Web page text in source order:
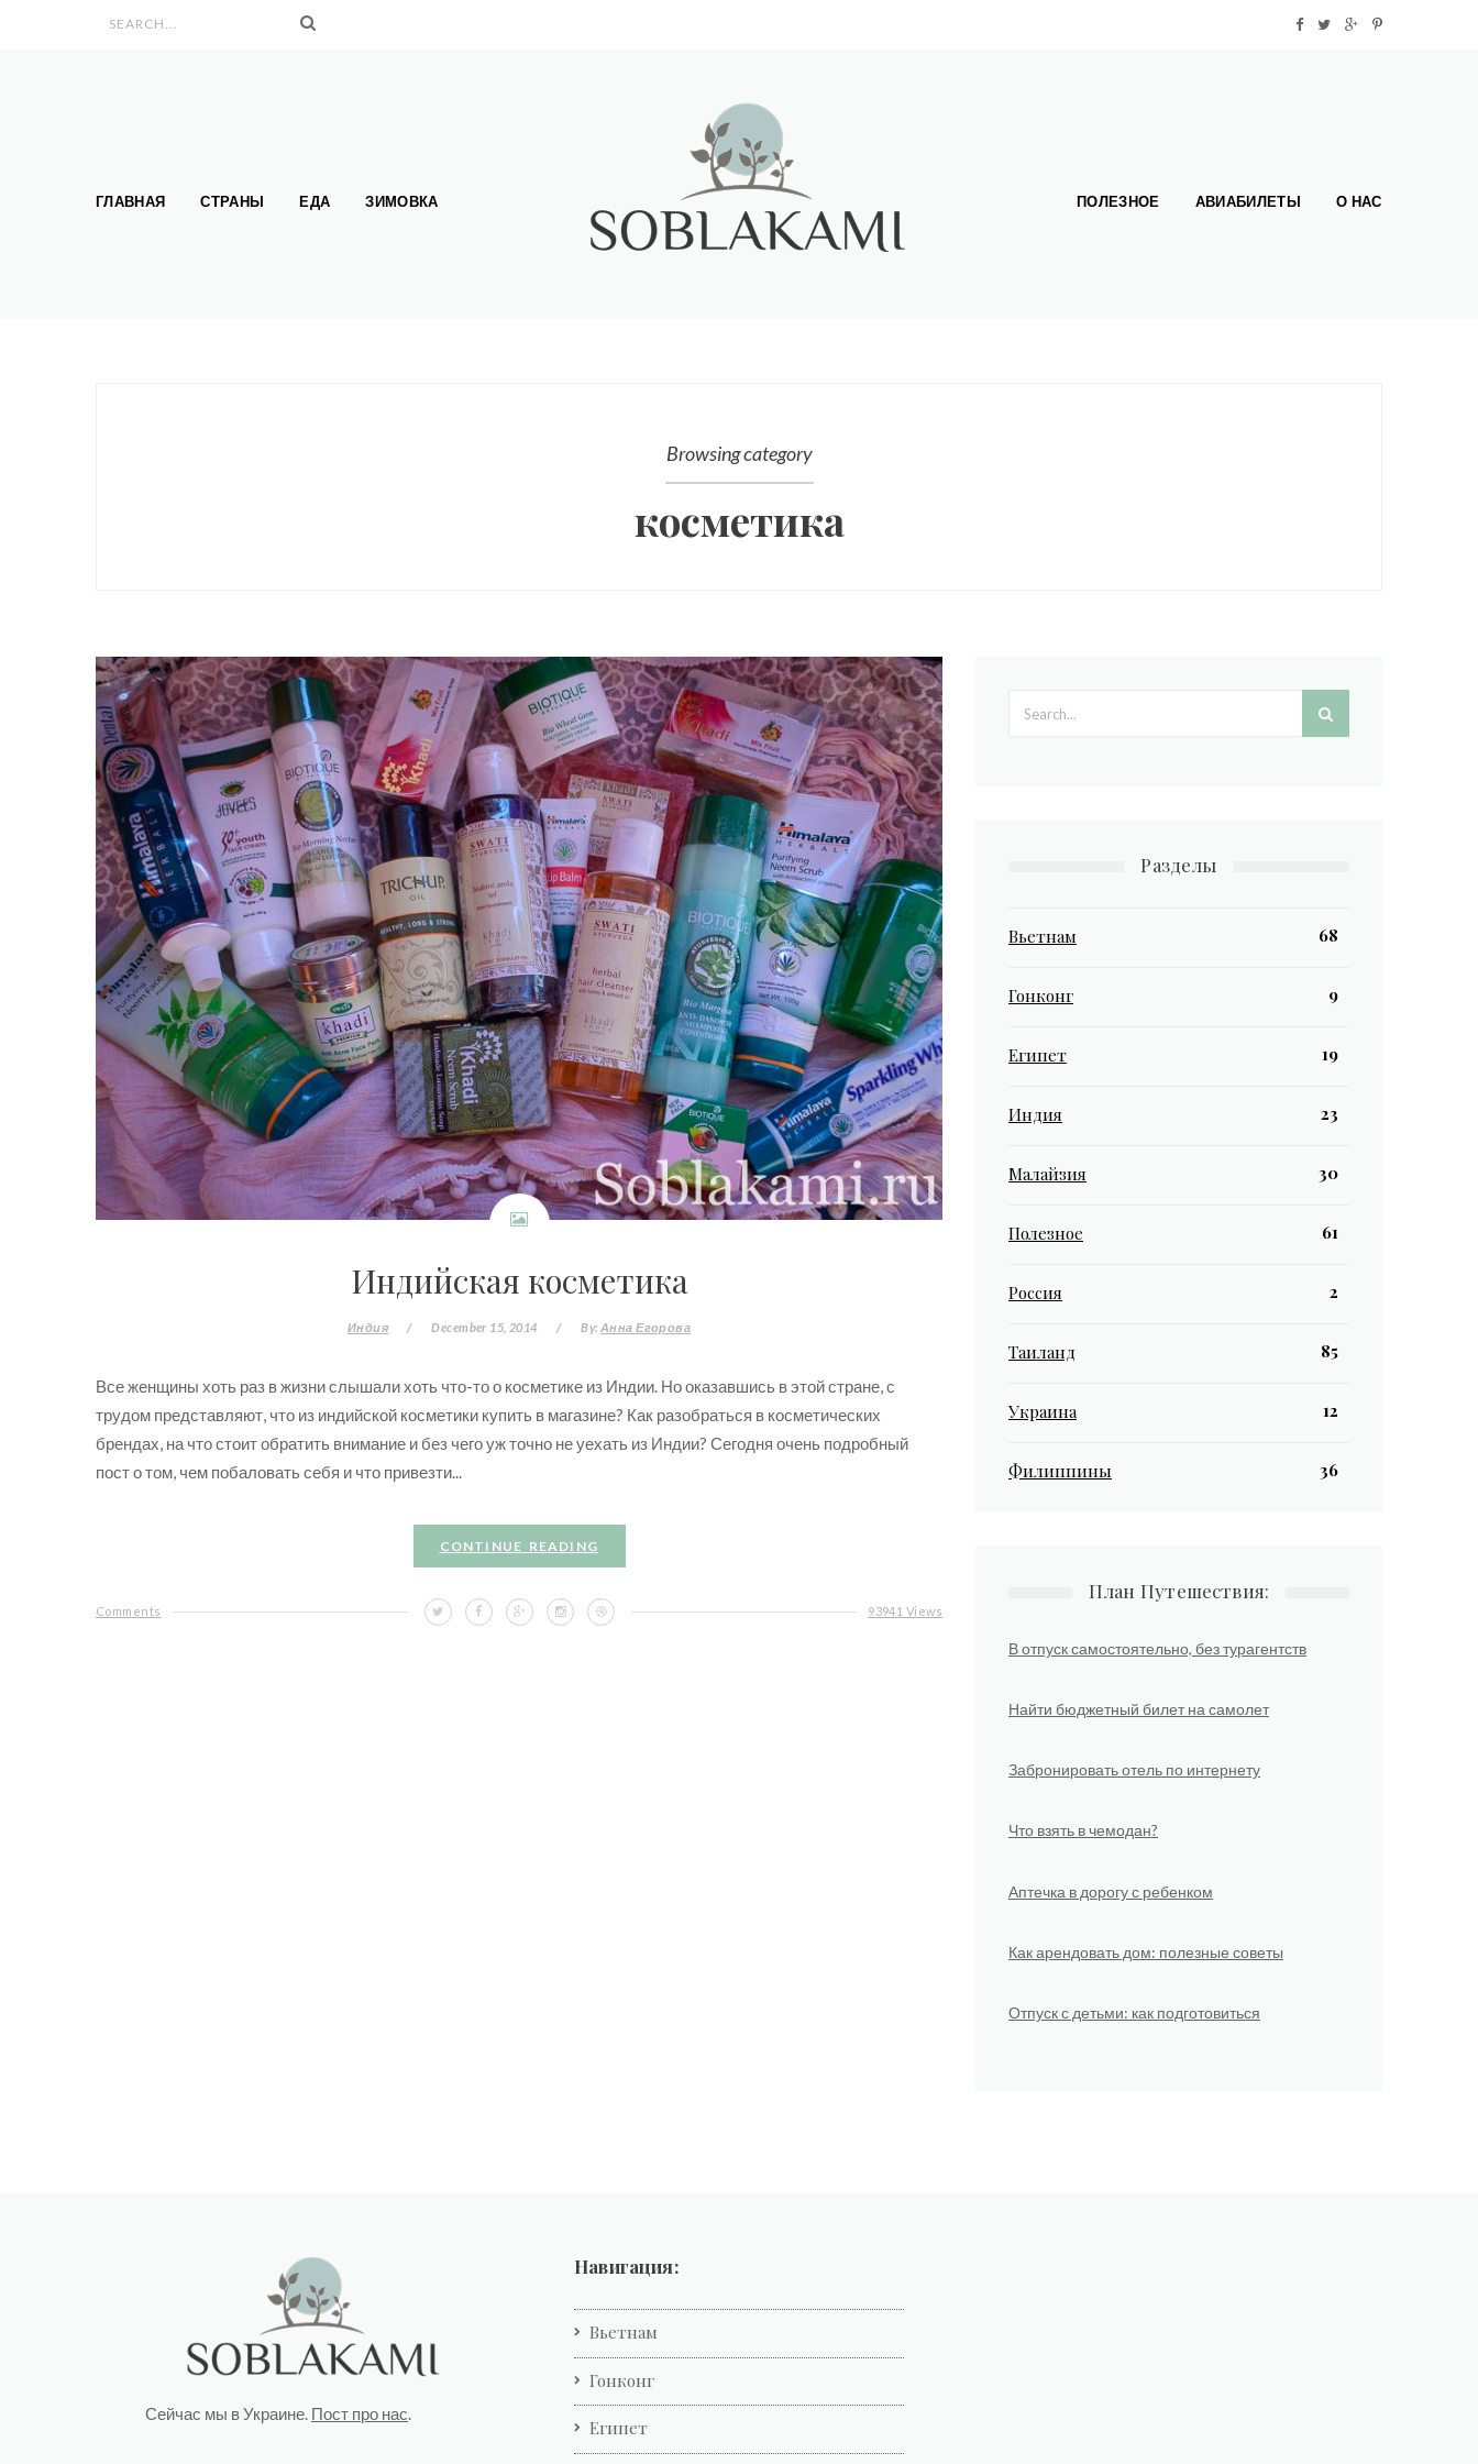
ГЛАВНАЯ СТРАНЫ ЕДА ЗИМОВКА ПОЛЕЗНОЕ АВИАБИЛЕТЫ О НАС
Browsing category
косметика
Индийская косметика
Индия / December 15, 2014 / By: Анна Егорова
Все женщины хоть раз в жизни слышали хоть что-то о косметике из Индии. Но оказавшись в этой стране, с
трудом представляют, что из индийской косметики купить в магазине? Как разобраться в косметических
брендах, на что стоит обратить внимание и без чего уж точно не уехать из Индии? Сегодня очень подробный
пост о том, чем побаловать себя и что привезти...
CONTINUE READING
Comments 93941 Views
Search form
Разделы
Вьетнам 68
Гонконг 9
Египет 19
Индия 23
Малайзия 30
Полезное 61
Россия 2
Таиланд 85
Украина 12
Филиппины 36
План Путешествия:
В отпуск самостоятельно, без турагентств
Найти бюджетный билет на самолет
Забронировать отель по интернету
Что взять в чемодан?
Аптечка в дорогу с ребенком
Как арендовать дом: полезные советы
Отпуск с детьми: как подготовиться
Сейчас мы в Украине. Пост про нас.
Навигация:
Вьетнам
Гонконг
Египет